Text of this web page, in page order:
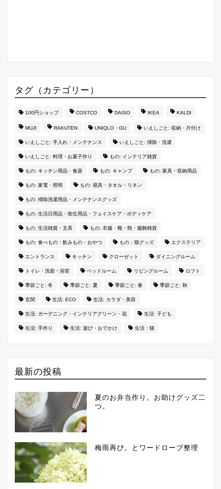
タグ（カテゴリー）
100円ショップ COSTCO DAISO IKEA KALDI
MUJI RAKUTEN UNIQLO・GU いえしごと: 収納・片付け
いえしごと: 手入れ・メンテナンス いえしごと: 掃除・洗濯
いえしごと: 料理・お菓子作り もの: インテリア雑貨
もの: キッチン用品・食器 もの: キャンプ もの: 家具・収納用品
もの: 家電・照明 もの: 寝具・タオル・リネン
もの: 掃除洗濯用品・メンテナンスグッズ
もの: 生活日用品・衛生用品・フェイスケア・ボディケア
もの: 生活雑貨・文具 もの: 衣服・靴・鞄・服飾雑貨
もの: 食べもの・飲みもの・おやつ もの：猫グッズ エクステリア
エントランス キッチン クローゼット ダイニングルーム
トイレ・洗面・浴室 ベッドルーム リビングルーム ロフト
季節ごと: 冬 季節ごと: 夏 季節ごと: 春 季節ごと: 秋
玄関 生活: ECO 生活: カラダ・美容
生活: ガーデニング・インテリアグリーン・花 生活: 子ども
生活: 手作り 生活: 遊び・おでかけ 生活：猫
最新の投稿
夏のお弁当作り。お助けグッズ二
つ。
梅雨再び。とワードローブ整理